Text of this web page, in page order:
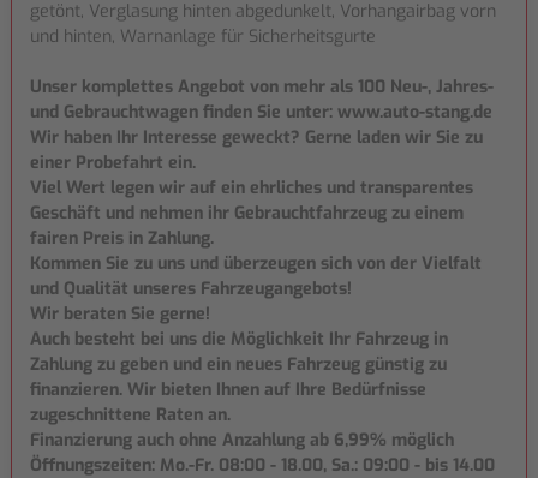
getönt, Verglasung hinten abgedunkelt, Vorhangairbag vorn
und hinten, Warnanlage für Sicherheitsgurte
Unser komplettes Angebot von mehr als 100 Neu-, Jahres-
und Gebrauchtwagen finden Sie unter: www.auto-stang.de
Wir haben Ihr Interesse geweckt? Gerne laden wir Sie zu
einer Probefahrt ein.
Viel Wert legen wir auf ein ehrliches und transparentes
Geschäft und nehmen ihr Gebrauchtfahrzeug zu einem
fairen Preis in Zahlung.
Kommen Sie zu uns und überzeugen sich von der Vielfalt
und Qualität unseres Fahrzeugangebots!
Wir beraten Sie gerne!
Auch besteht bei uns die Möglichkeit Ihr Fahrzeug in
Zahlung zu geben und ein neues Fahrzeug günstig zu
finanzieren. Wir bieten Ihnen auf Ihre Bedürfnisse
zugeschnittene Raten an.
Finanzierung auch ohne Anzahlung ab 6,99% möglich
Öffnungszeiten: Mo.-Fr. 08:00 - 18.00, Sa.: 09:00 - bis 14.00